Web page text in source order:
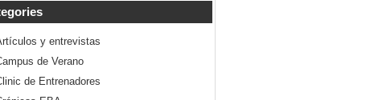
y entrevistas
de Verano
de Entrenadores